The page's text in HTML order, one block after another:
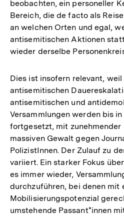
beobachten, ein personeller
Bereich, die de facto als
an welchen Orten und egal,
antisemitischen Aktionen
wieder derselbe
Dies ist insofern relevant,
antisemitischen
antisemitischen und
Versammlungen werden bis
fortgesetzt, mit
massiven Gewalt gegen
PolizistInnen. Der Zulauf zu
variiert. Ein starker Fokus
es immer wieder,
durchzuführen, bei denen mit
Mobilisierungspotenzial
umstehende Passant*innen